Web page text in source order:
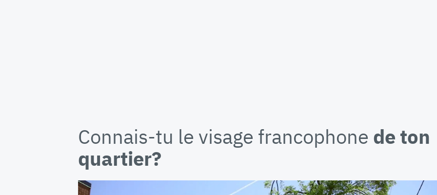
Connais-tu le visage francophone de ton
quartier?